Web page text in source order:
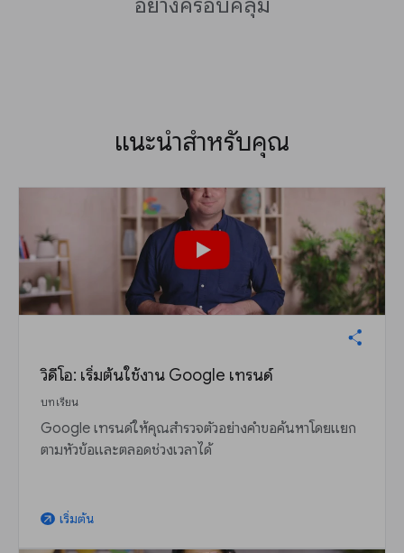
อย่างครอบคลุม
แนะนำสำหรับคุณ
วิดีโอ: เริ่มต้นใช้งาน Google เทรนด์
บทเรียน
Google เทรนด์ให้คุณสำรวจตัวอย่างคำขอค้นหาโดยแยก
ตามหัวข้อและตลอดช่วงเวลาได้
arrow_outward เริ่มต้น